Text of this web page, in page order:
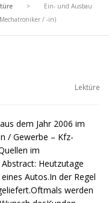
>
Ein- und Ausbau
/ -in)
Lektüre
dem Jahr 2006 im
/ Gewerbe – Kfz-
im
Heutzutage
Autos.In der Regel
werden